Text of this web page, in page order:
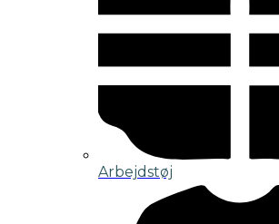
Arbejdstøj